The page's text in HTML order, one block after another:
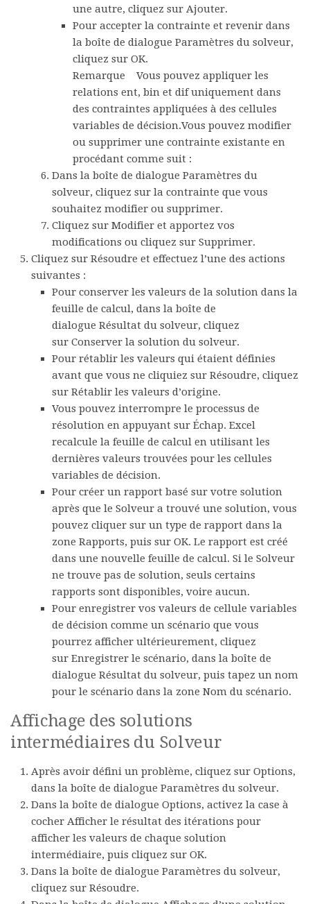
une autre, cliquez sur Ajouter.
Pour accepter la contrainte et revenir dans
la boîte de dialogue Paramètres du solveur,
cliquez sur OK.
Remarque Vous pouvez appliquer les
relations ent, bin et difuniquement dans
des contraintes appliquées à des cellules
variables de décision.Vous pouvez modifier
ou supprimer une contrainte existante en
procédant comme suit :
Dans la boîte de dialogue Paramètres du
solveur, cliquez sur la contrainte que vous
souhaitez modifier ou supprimer.
Cliquez sur Modifier et apportez vos
modifications ou cliquez sur Supprimer.
Cliquez sur Résoudre et effectuez l’une des actions
suivantes :
Pour conserver les valeurs de la solution dans la
feuille de calcul, dans la boîte de
dialogue Résultat du solveur, cliquez
sur Conserver la solution du solveur.
Pour rétablir les valeurs qui étaient définies
avant que vous ne cliquiez sur Résoudre, cliquez
sur Rétablir les valeurs d’origine.
Vous pouvez interrompre le processus de
résolution en appuyant sur Échap. Excel
recalcule la feuille de calcul en utilisant les
dernières valeurs trouvées pour les cellules
variables de décision.
Pour créer un rapport basé sur votre solution
après que le Solveur a trouvé une solution, vous
pouvez cliquer sur un type de rapport dans la
zone Rapports, puis sur OK. Le rapport est créé
dans une nouvelle feuille de calcul. Si le Solveur
ne trouve pas de solution, seuls certains
rapports sont disponibles, voire aucun.
Pour enregistrer vos valeurs de cellule variables
de décision comme un scénario que vous
pourrez afficher ultérieurement, cliquez
sur Enregistrer le scénario, dans la boîte de
dialogue Résultat du solveur, puis tapez un nom
pour le scénario dans la zone Nom du scénario.
Affichage des solutions
intermédiaires du Solveur
Après avoir défini un problème, cliquez sur Options,
dans la boîte de dialogue Paramètres du solveur.
Dans la boîte de dialogue Options, activez la case à
cocher Afficher le résultat des itérations pour
afficher les valeurs de chaque solution
intermédiaire, puis cliquez sur OK.
Dans la boîte de dialogue Paramètres du solveur,
cliquez sur Résoudre.